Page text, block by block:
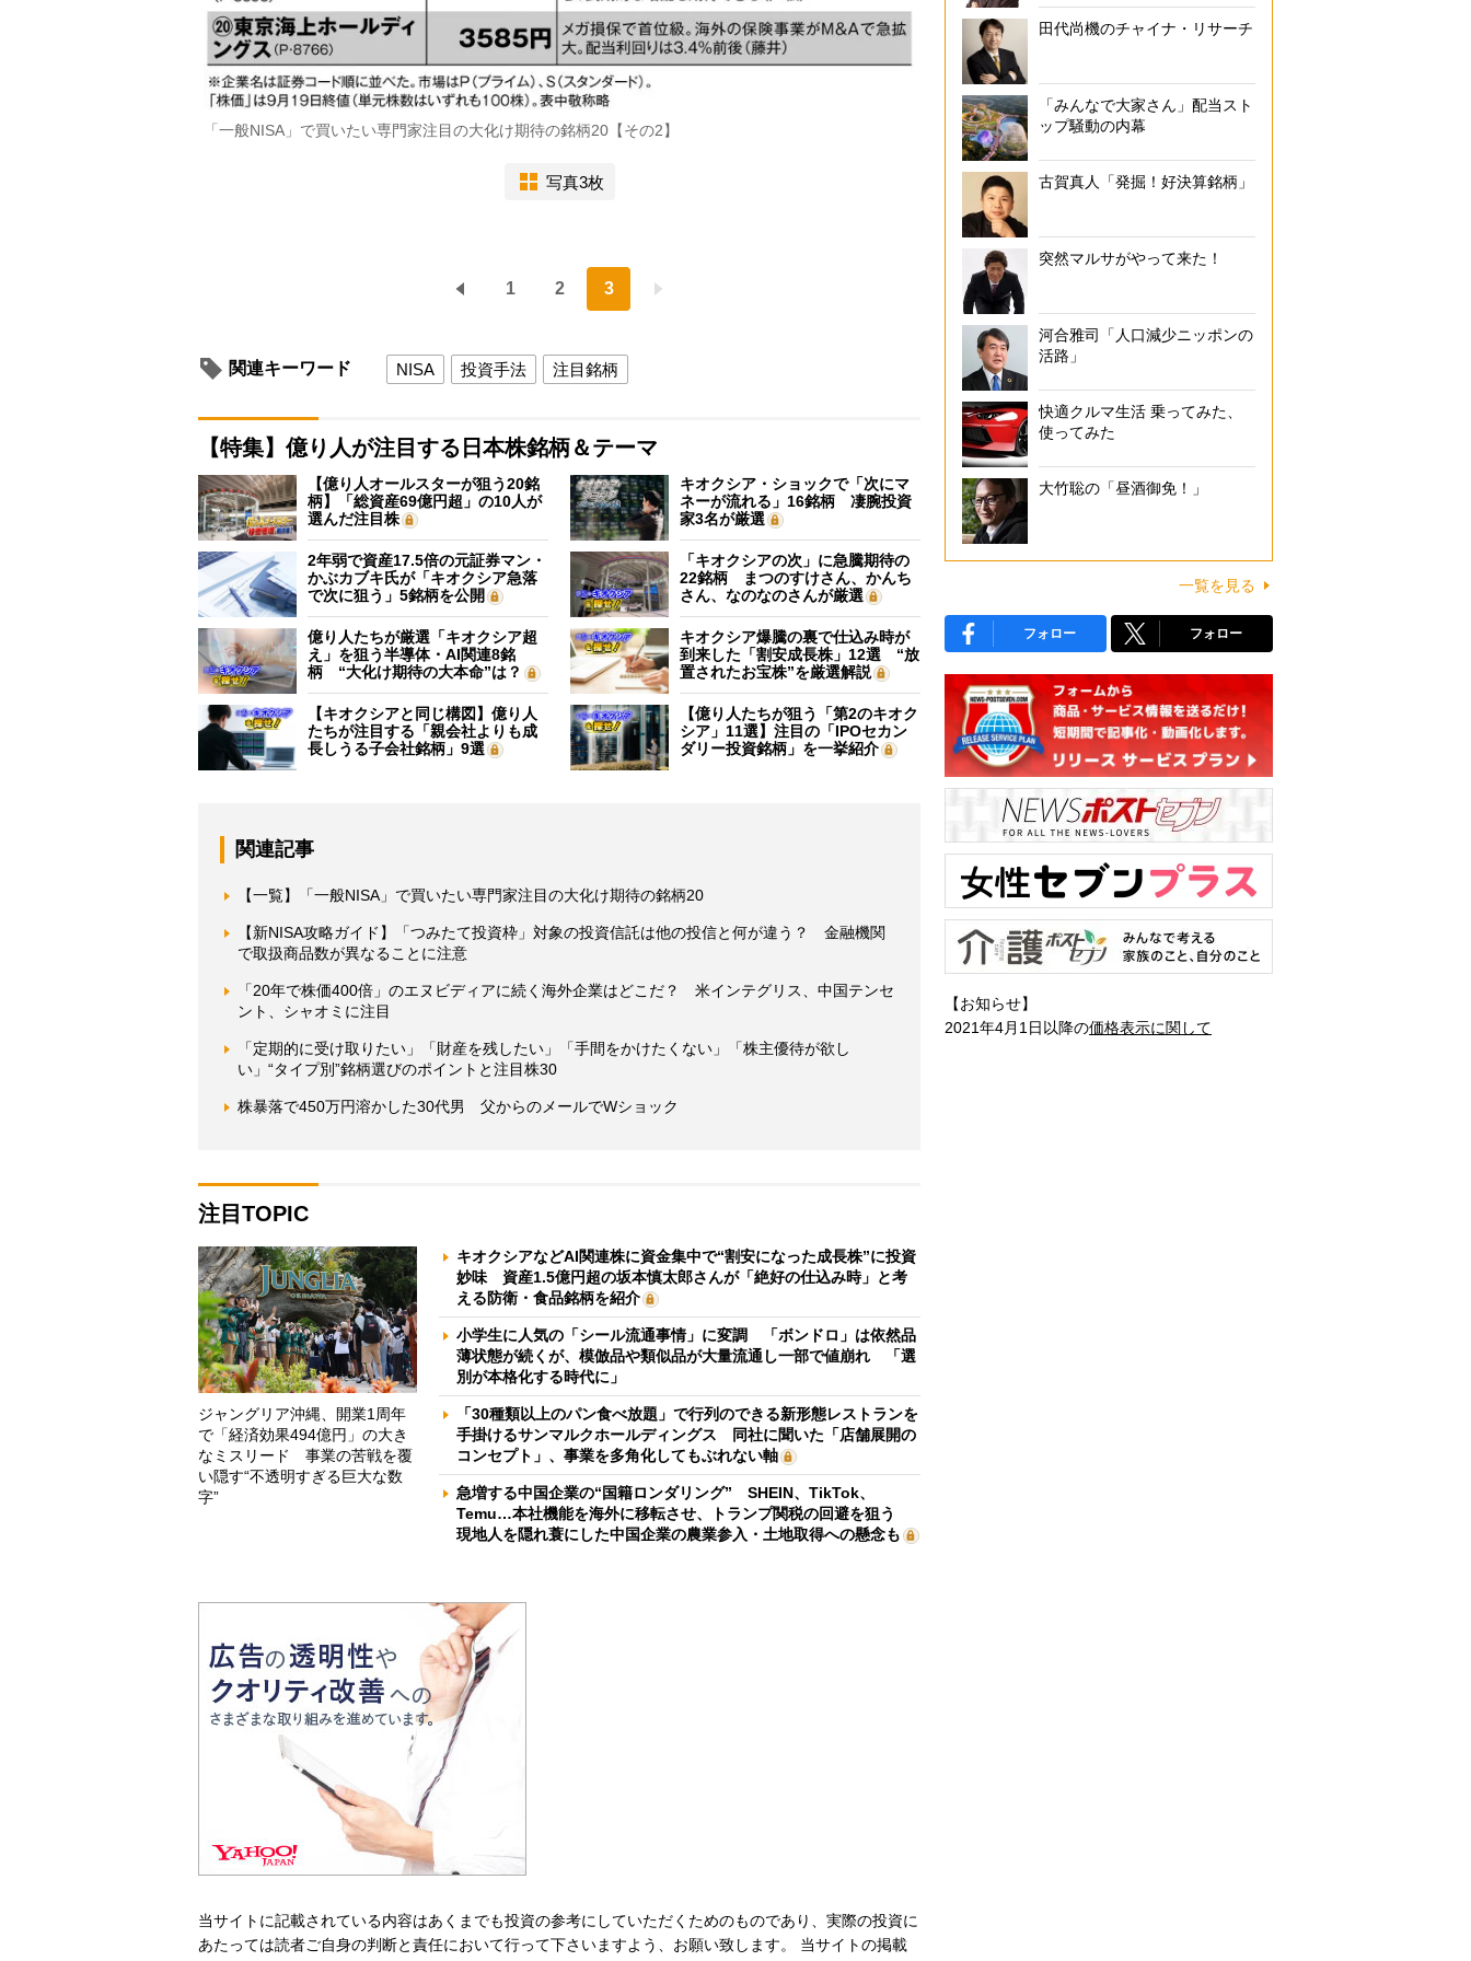
「一般NISA」で買いたい専門家注目の大化け期待の銘柄20【その2】
写真3枚
1 2 3
関連キーワード NISA 投資手法 注目銘柄
【特集】億り人が注目する日本株銘柄＆テーマ
【億り人オールスターが狙う20銘
柄】「総資産69億円超」の10人が
選んだ注目株
キオクシア・ショックで「次にマ
ネーが流れる」16銘柄 凄腕投資
家3名が厳選
2年弱で資産17.5倍の元証券マン・
かぶカブキ氏が「キオクシア急落
で次に狙う」5銘柄を公開
「キオクシアの次」に急騰期待の
22銘柄 まつのすけさん、かんち
さん、なのなのさんが厳選
億り人たちが厳選「キオクシア超
え」を狙う半導体・AI関連8銘
柄 “大化け期待の大本命”は？
キオクシア爆騰の裏で仕込み時が
到来した「割安成長株」12選 “放
置されたお宝株”を厳選解説
【キオクシアと同じ構図】億り人
たちが注目する「親会社よりも成
長しうる子会社銘柄」9選
【億り人たちが狙う「第2のキオク
シア」11選】注目の「IPOセカン
ダリー投資銘柄」を一挙紹介
関連記事
【一覧】「一般NISA」で買いたい専門家注目の大化け期待の銘柄20
【新NISA攻略ガイド】「つみたて投資枠」対象の投資信託は他の投信と何が違う？ 金融機関
で取扱商品数が異なることに注意
「20年で株価400倍」のエヌビディアに続く海外企業はどこだ？ 米インテグリス、中国テンセ
ント、シャオミに注目
「定期的に受け取りたい」「財産を残したい」「手間をかけたくない」「株主優待が欲し
い」“タイプ別”銘柄選びのポイントと注目株30
株暴落で450万円溶かした30代男 父からのメールでWショック
注目TOPIC
ジャングリア沖縄、開業1周年
で「経済効果494億円」の大き
なミスリード 事業の苦戦を覆
い隠す“不透明すぎる巨大な数
字”
キオクシアなどAI関連株に資金集中で“割安になった成長株”に投資
妙味 資産1.5億円超の坂本慎太郎さんが「絶好の仕込み時」と考
える防衛・食品銘柄を紹介
小学生に人気の「シール流通事情」に変調 「ボンドロ」は依然品
薄状態が続くが、模倣品や類似品が大量流通し一部で値崩れ 「選
別が本格化する時代に」
「30種類以上のパン食べ放題」で行列のできる新形態レストランを
手掛けるサンマルクホールディングス 同社に聞いた「店舗展開の
コンセプト」、事業を多角化してもぶれない軸
急増する中国企業の“国籍ロンダリング” SHEIN、TikTok、
Temu…本社機能を海外に移転させ、トランプ関税の回避を狙う
現地人を隠れ蓑にした中国企業の農業参入・土地取得への懸念も
当サイトに記載されている内容はあくまでも投資の参考にしていただくためのものであり、実際の投資に
あたっては読者ご自身の判断と責任において行って下さいますよう、お願い致します。 当サイトの掲載
田代尚機のチャイナ・リサーチ
「みんなで大家さん」配当スト
ップ騒動の内幕
古賀真人「発掘！好決算銘柄」
突然マルサがやって来た！
河合雅司「人口減少ニッポンの
活路」
快適クルマ生活 乗ってみた、
使ってみた
大竹聡の「昼酒御免！」
一覧を見る
フォロー フォロー
【お知らせ】
2021年4月1日以降の価格表示に関して